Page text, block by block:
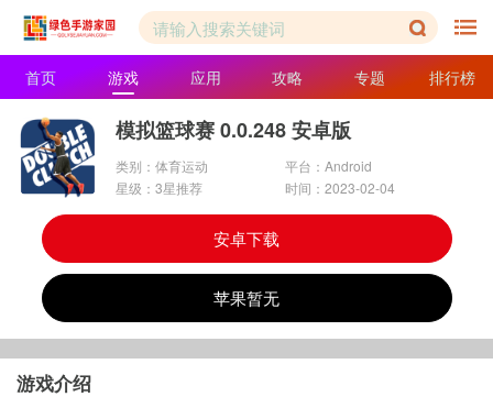
首页 游戏 应用 攻略 专题 排行榜
模拟篮球赛 0.0.248 安卓版
类别：体育运动
平台：Android
星级：3星推荐
时间：2023-02-04
安卓下载
苹果暂无
游戏介绍